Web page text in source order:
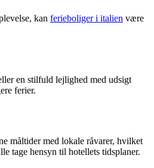
kan ferieboliger i italien være
en stilfuld lejlighed med udsigt
ferier.
måltider med lokale råvarer, hvilket
tage hensyn til hotellets tidsplaner.